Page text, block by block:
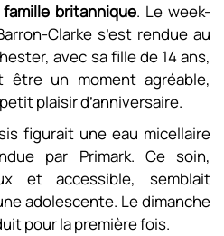
britannique. Le week-
Clarke s’est rendue au
avec sa fille de 14 ans,
être un moment agréable,
plaisir d’anniversaire.
figurait une eau micellaire
par Primark. Ce soin,
et accessible, semblait
adolescente. Le dimanche
pour la première fois.